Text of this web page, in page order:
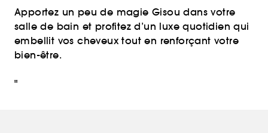
Apportez un peu de magie Gisou dans votre
salle de bain et profitez d’un luxe quotidien qui
embellit vos cheveux tout en renforçant votre
bien-être.
"